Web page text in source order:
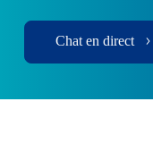
Chat en direct